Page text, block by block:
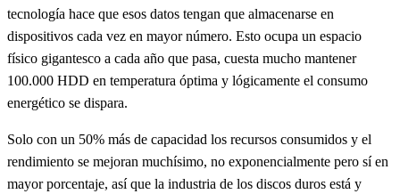
tecnología hace que esos datos tengan que almacenarse en
dispositivos cada vez en mayor número. Esto ocupa un espacio
físico gigantesco a cada año que pasa, cuesta mucho mantener
100.000 HDD en temperatura óptima y lógicamente el consumo
energético se dispara.
Solo con un 50% más de capacidad los recursos consumidos y el
rendimiento se mejoran muchísimo, no exponencialmente pero sí en
mayor porcentaje, así que la industria de los discos duros está y